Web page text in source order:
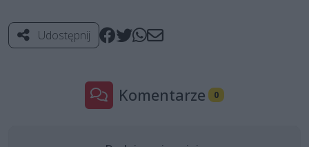
Udostępnij
Komentarze 0